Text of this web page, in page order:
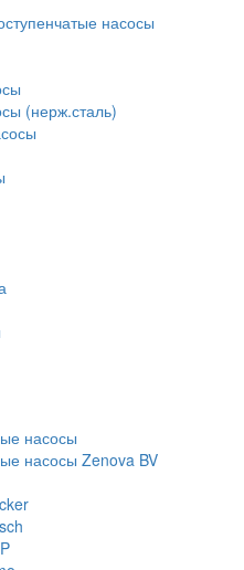
насосы
(нерж.сталь)
насосы
насосы Zenova BV